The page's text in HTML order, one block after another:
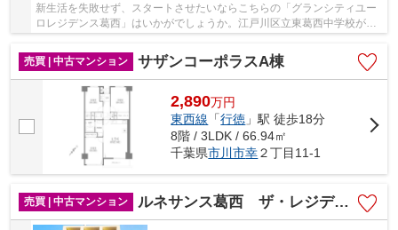
新生活を失敗せず、スタートさせたいならこちらの「グランシティユー
ロレジデンス葛西」はいかがでしょうか。江戸川区立東葛西中学校が徒
歩6分で通学にも便利です。お引越しをするなら...
売買 | 中古マンション
サザンコーポラスA棟
2,890万円
東西線 「行徳 」駅 徒歩18分
8階 / 3LDK / 66.94㎡
千葉県市川市幸２丁目11-1
売買 | 中古マンション ルネサンス葛西 ザ・レジデンス